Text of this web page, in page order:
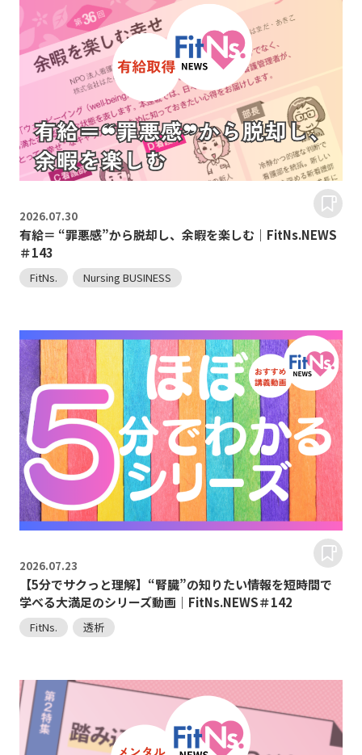
2026.07.30
有給＝ “罪悪感”から脱却し、余暇を楽しむ｜FitNs.NEWS
＃143
FitNs. Nursing BUSINESS
2026.07.23
【5分でサクっと理解】“腎臓”の知りたい情報を短時間で
学べる大満足のシリーズ動画｜FitNs.NEWS＃142
FitNs. 透析